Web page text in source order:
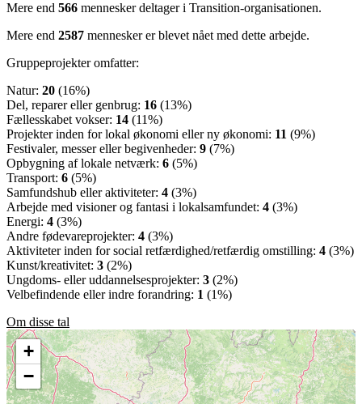
Mere end 566 mennesker deltager i Transition-organisationen.
Mere end 2587 mennesker er blevet nået med dette arbejde.
Gruppeprojekter omfatter:
Natur: 20 (16%)
Del, reparer eller genbrug: 16 (13%)
Fællesskabet vokser: 14 (11%)
Projekter inden for lokal økonomi eller ny økonomi: 11 (9%)
Festivaler, messer eller begivenheder: 9 (7%)
Opbygning af lokale netværk: 6 (5%)
Transport: 6 (5%)
Samfundshub eller aktiviteter: 4 (3%)
Arbejde med visioner og fantasi i lokalsamfundet: 4 (3%)
Energi: 4 (3%)
Andre fødevareprojekter: 4 (3%)
Aktiviteter inden for social retfærdighed/retfærdig omstilling: 4 (3%)
Kunst/kreativitet: 3 (2%)
Ungdoms- eller uddannelsesprojekter: 3 (2%)
Velbefindende eller indre forandring: 1 (1%)
Om disse tal
+
−